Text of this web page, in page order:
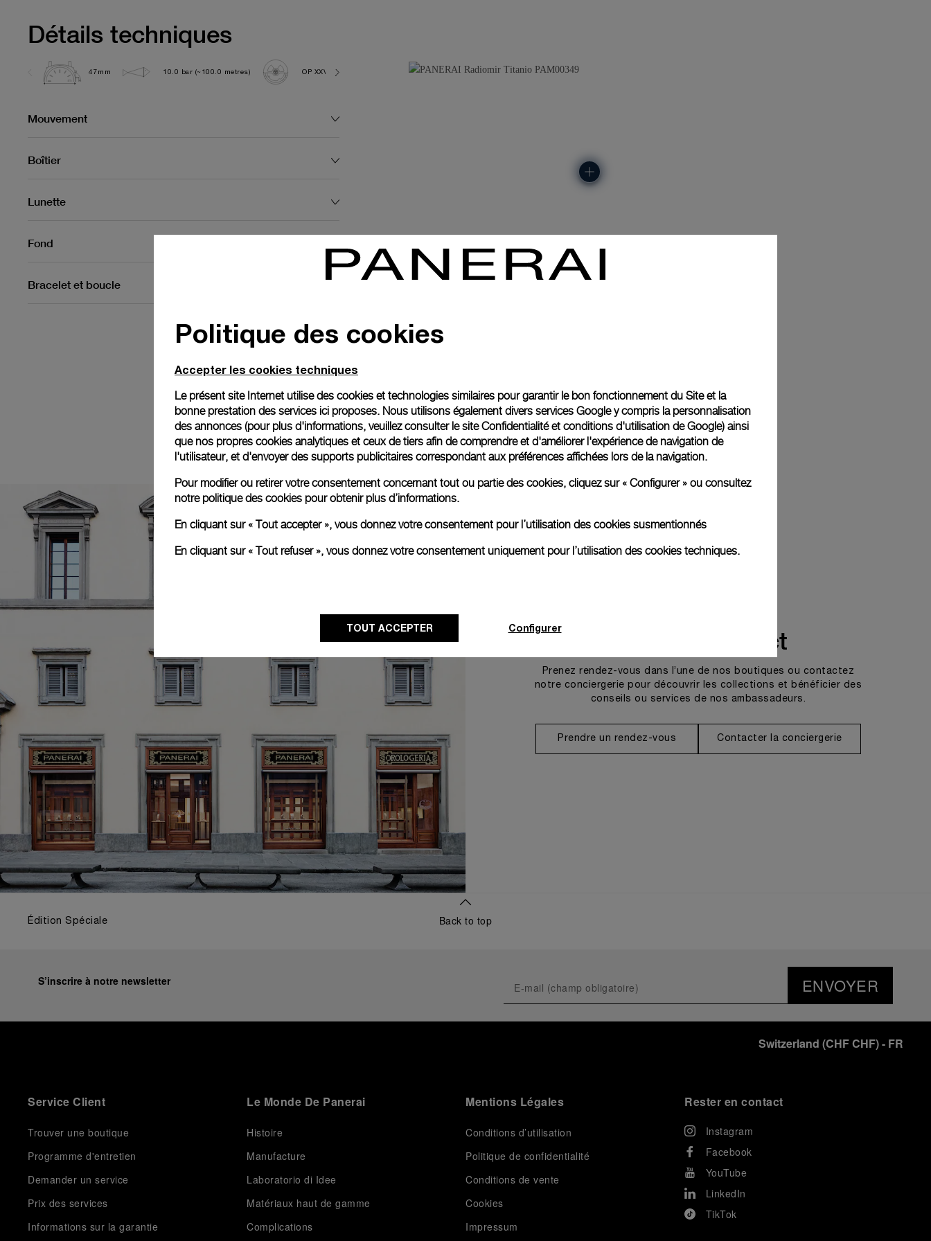
Détails techniques
47mm 10.0 bar (~100.0 metres) OP XXVII
Mouvement
Boîtier
Lunette
Fond
Bracelet et boucle
Prendre contact
Prenez rendez-vous dans l’une de nos boutiques ou contactez
notre conciergerie pour découvrir les collections et bénéficier des
conseils ou services de nos ambassadeurs.
Prendre un rendez-vous Contacter la conciergerie
Édition Spéciale Back to top
S’inscrire à notre newsletter ENVOYER
Switzerland (CHF CHF)- FR
Service Client
Trouver une boutique
Programme d'entretien
Demander un service
Prix des services
Informations sur la garantie
Le Monde De Panerai
Histoire
Manufacture
Laboratorio di Idee
Matériaux haut de gamme
Complications
Mentions Légales
Conditions d’utilisation
Politique de confidentialité
Conditions de vente
Cookies
Impressum
Rester en contact
Instagram
Facebook
YouTube
LinkedIn
TikTok
Politique des cookies
Accepter les cookies techniques
Le présent site Internet utilise des cookies et technologies similaires pour garantir le bon fonctionnement du Site et la
bonne prestation des services ici proposes. Nous utilisons également divers services Google y compris la personnalisation
des annonces (pour plus d'informations, veuillez consulter lesite Confidentialité et conditions d'utilisation de Google) ainsi
que nos propres cookies analytiques et ceux de tiers afin de comprendre et d'améliorer l'expérience de navigation de
l'utilisateur, et d'envoyer des supports publicitaires correspondant aux préférences affichées lors de la navigation.
Pour modifier ou retirer votre consentement concernant tout ou partie des cookies, cliquez sur « Configurer » ou consultez
notre politique des cookies pour obtenir plus d’informations.
En cliquant sur « Tout accepter », vous donnez votre consentement pour l’utilisation des cookies susmentionnés
En cliquant sur « Tout refuser », vous donnez votre consentement uniquement pour l’utilisation des cookies techniques.
TOUT ACCEPTER Configurer